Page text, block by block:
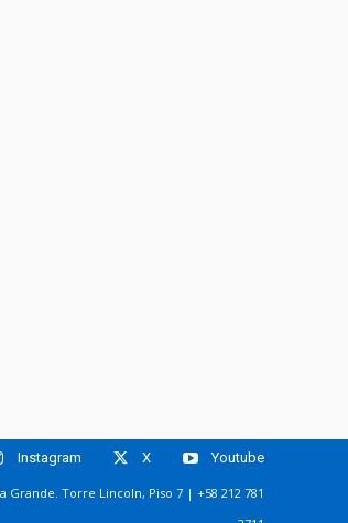
Instagram X Youtube
Grande. Torre Lincoln, Piso 7 | +58 212 781